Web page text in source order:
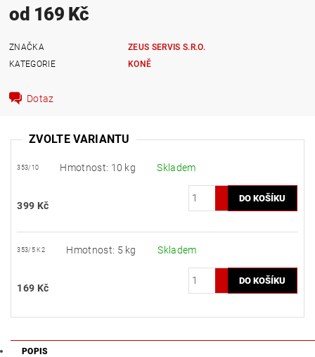
od 169 Kč
ZNAČKA
ZEUS SERVIS S.R.O.
KATEGORIE
KONĚ
Dotaz
ZVOLTE VARIANTU
353/10 Hmotnost: 10 kg Skladem
399 Kč
353/5 K2 Hmotnost: 5 kg Skladem
169 Kč
POPIS